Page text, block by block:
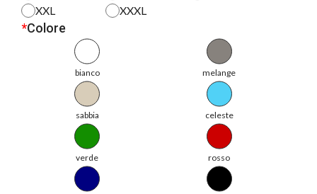
XXL
XXXL
*Colore
bianco melange
sabbia celeste
verde rosso